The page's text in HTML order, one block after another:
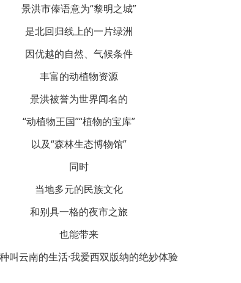
景洪市傣语意为“黎明之城”
是北回归线上的一片绿洲
因优越的自然、气候条件
丰富的动植物资源
景洪被誉为世界闻名的
“动植物王国”“植物的宝库”
以及“森林生态博物馆”
同时
当地多元的民族文化
和别具一格的夜市之旅
也能带来
叫云南的生活·我爱西双版纳的绝妙体验